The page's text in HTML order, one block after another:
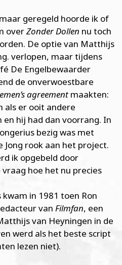
geregeld hoorde ik of
overZonder Dollen nu toch
De optie van Matthijs
verlopen, maar tijdens
De Engelbewaarder
de onverwoestbare
agreement maakten:
als er ooit andere
hij had dan voorrang. In
bezig was met
Jong rook aan het project.
ik opgebeld door
hoe het nu precies
in 1981 toen Ron
van Filmfan, een
van Heyningen in de
werd als het beste script
lezen niet).